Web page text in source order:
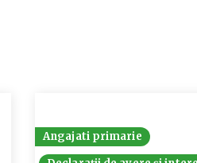
Angajati primarie